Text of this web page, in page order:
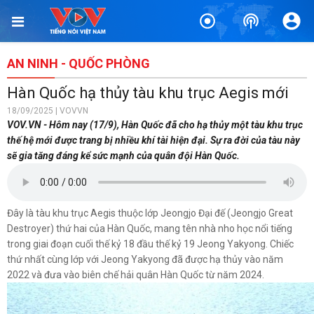
AN NINH - QUỐC PHÒNG
Hàn Quốc hạ thủy tàu khu trục Aegis mới
18/09/2025 | VOVVN
VOV.VN - Hôm nay (17/9), Hàn Quốc đã cho hạ thủy một tàu khu trục
thế hệ mới được trang bị nhiều khí tài hiện đại. Sự ra đời của tàu này
sẽ gia tăng đáng kể sức mạnh của quân đội Hàn Quốc.
Đây là tàu khu trục Aegis thuộc lớp Jeongjo Đại đế (Jeongjo Great
Destroyer) thứ hai của Hàn Quốc, mang tên nhà nho học nổi tiếng
trong giai đoạn cuối thế kỷ 18 đầu thế kỷ 19 Jeong Yakyong. Chiếc
thứ nhất cùng lớp với Jeong Yakyong đã được hạ thủy vào năm
2022 và đưa vào biên chế hải quân Hàn Quốc từ năm 2024.
TIN BÀI LIÊN QUAN
Phát hiện thêm nhiều hài cốt liệt sĩ kèm di vật tại công viên Lê
Thị Riêng
Lâm Đồng lập đơn vị chuyên trách tìm kiếm, quy tập hài cốt
liệt sĩ
Mỹ duy trì sức mạnh tiêm kích F-22 tại Trung Đông bằng
“mạch máu” KC-135
Tăng cường tuyên truyền, bảo vệ vững chắc biên giới Việt
Nam – Campuchia
1 ngày trước
Công bố Quyết định thành lập Tiểu đoàn Hỗn hợp Lý Sơn, tỉnh
Quảng Ngãi
2 ngày trước